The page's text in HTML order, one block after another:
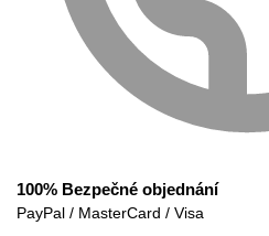
100% Bezpečné objednání
PayPal / MasterCard / Visa